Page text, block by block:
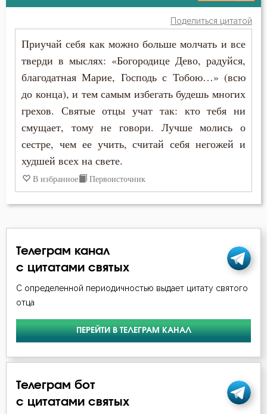
Благоговение
Благодать
Благочестие
Ближний
Блуд
Богатство
Болезнь
Борьба
Власть
Амвросий Оптинский (Гренков)
Антоний Великий
Варсонофий Оптинский (Плиханков)
Григорий Богослов
Григорий Нисский
Ефрем Сирин
Иоанн Златоуст
Иосиф Оптинский (Литовкин)
Исаак Сирин Ниневийский
Макарий Оптинский (Иванов)
Моисей Оптинский (Путилов)
Никодим Святогорец
Николай Сербский
Никон Оптинский (Беляев)
Поделиться цитатой
Приучай себя как можно больше молчать и все
тверди в мыслях: «Богородице Дево, радуйся,
благодатная Марие, Господь с Тобою…» (всю
до конца), и тем самым избегать будешь многих
грехов. Святые отцы учат так: кто тебя ни
смущает, тому не говори. Лучше молись о
сестре, чем ее учить, считай себя негожей и
худшей всех на свете.
В избранное Первоисточник
Телеграм канал
с цитатами святых
С определенной периодичностью выдает цитату святого
отца
ПЕРЕЙТИ В ТЕЛЕГРАМ КАНАЛ
Телеграм бот
с цитатами святых